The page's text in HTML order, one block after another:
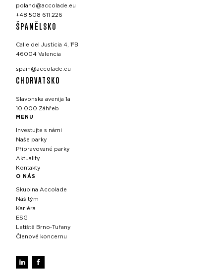
poland@accolade.eu
+48 508 611 226
ŠPANĚLSKO
Calle del Justicia 4, 1ºB
46004 Valencia
spain@accolade.eu
CHORVATSKO
Slavonska avenija 1a
10 000 Záhřeb
MENU
Investujte s námi
Naše parky
Připravované parky
Aktuality
Kontakty
O NÁS
Skupina Accolade
Náš tým
Kariéra
ESG
Letiště Brno‑Tuřany
Členové koncernu